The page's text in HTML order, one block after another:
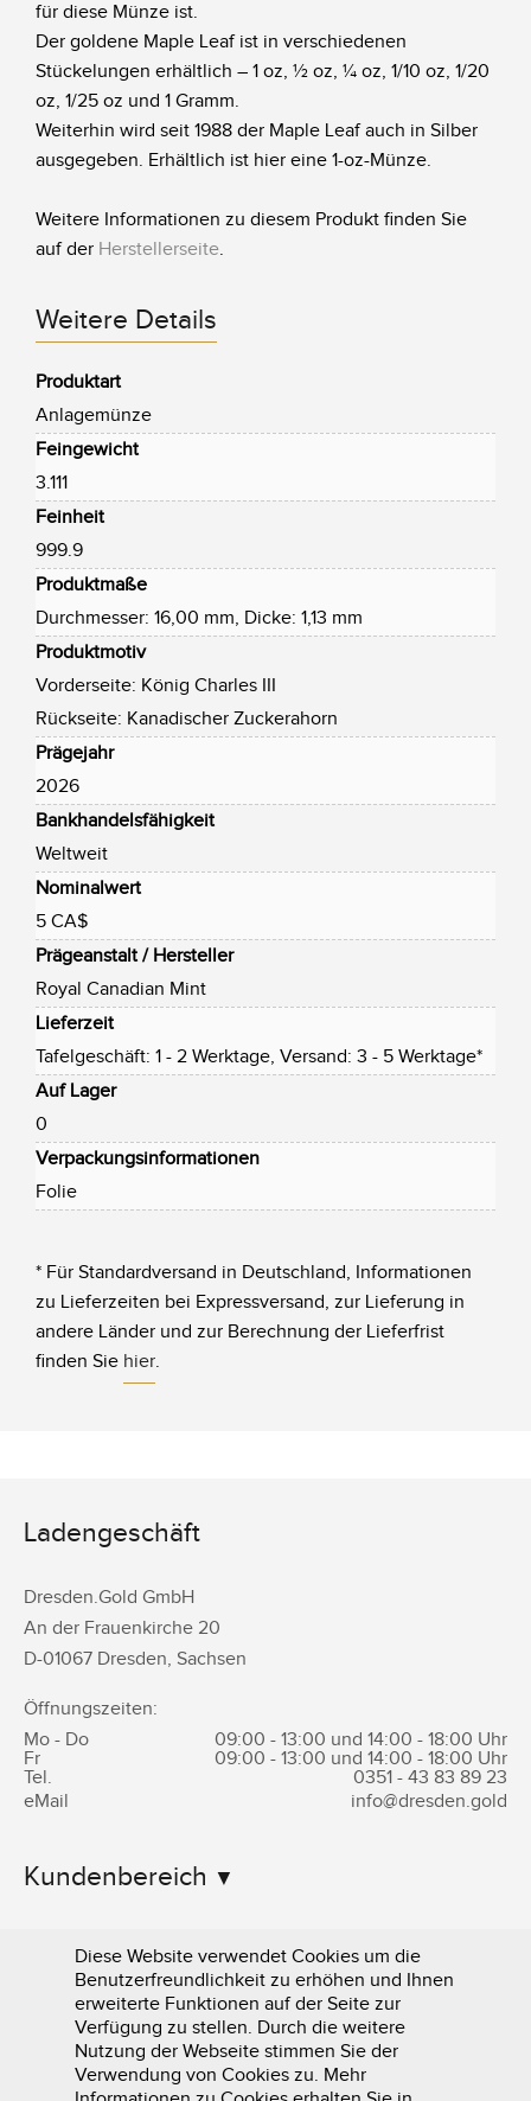
für diese Münze ist.
Der goldene Maple Leaf ist in verschiedenen
Stückelungen erhältlich – 1 oz, ½ oz, ¼ oz, 1/10 oz, 1/20
oz, 1/25 oz und 1 Gramm.
Weiterhin wird seit 1988 der Maple Leaf auch in Silber
ausgegeben. Erhältlich ist hier eine 1-oz-Münze.
Weitere Informationen zu diesem Produkt finden Sie
auf der Herstellerseite.
Weitere Details
Produktart
Anlagemünze
Feingewicht
3.111
Feinheit
999.9
Produktmaße
Durchmesser: 16,00 mm, Dicke: 1,13 mm
Produktmotiv
Vorderseite: König Charles III
Rückseite: Kanadischer Zuckerahorn
Prägejahr
2026
Bankhandelsfähigkeit
Weltweit
Nominalwert
5 CA$
Prägeanstalt / Hersteller
Royal Canadian Mint
Lieferzeit
Tafelgeschäft: 1 - 2 Werktage, Versand: 3 - 5 Werktage*
Auf Lager
0
Verpackungsinformationen
Folie
* Für Standardversand in Deutschland, Informationen
zu Lieferzeiten bei Expressversand, zur Lieferung in
andere Länder und zur Berechnung der Lieferfrist
finden Sie hier.
Ladengeschäft
Dresden.Gold GmbH
An der Frauenkirche 20
D-01067 Dresden, Sachsen
Öffnungszeiten:
Mo - Do
09:00 - 13:00 und 14:00 - 18:00 Uhr
Fr
09:00 - 13:00 und 14:00 - 18:00 Uhr
Tel.
0351 - 43 83 89 23
eMail
info@dresden.gold
Kundenbereich
Informationen
Diese Website verwendet Cookies um die
Benutzerfreundlichkeit zu erhöhen und Ihnen
erweiterte Funktionen auf der Seite zur
Verfügung zu stellen. Durch die weitere
Nutzung der Webseite stimmen Sie der
Verwendung von Cookies zu. Mehr